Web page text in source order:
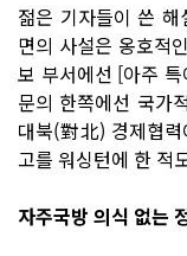
젊은 기자들이 쓴 해
면의 사설은 옹호적
보 부서에선 [아주
문의 한쪽에선 국가
대북(對北) 경제협
고를 워싱턴에 한 적
자주국방 의식 없는